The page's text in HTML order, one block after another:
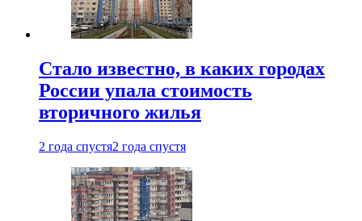
Стало известно, в каких городах
России упала стоимость
вторичного жилья
2 года спустя2 года спустя